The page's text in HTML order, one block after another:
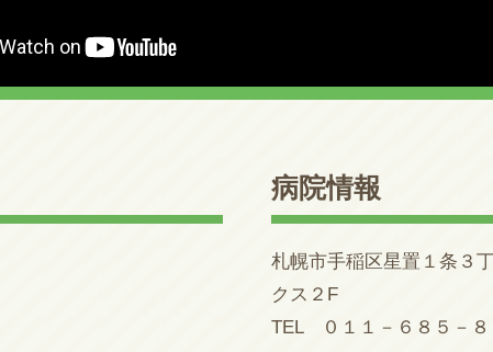
病院情報
札幌市手稲区星置１条３
クス２F
TEL ０１１－６８５－８